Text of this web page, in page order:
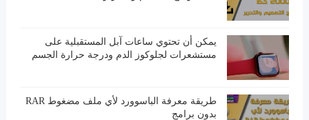
يمكن أن تحتوي ساعات آبل المستقبلية على
مستشعرات لجلوكوز الدم ودرجة حرارة الجسم
طريقة معرفة الباسوورد لأي ملف مضغوط RAR
بدون برامج